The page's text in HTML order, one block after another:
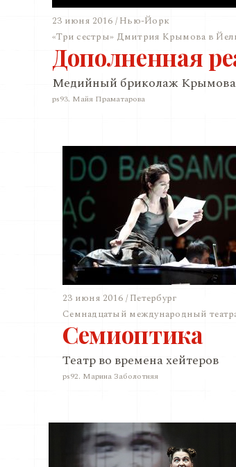
23 июня 2016 / Нью-Йорк
«Три сестры» Дмитрия Крымова в
Дополненная
Медийный бриколаж Крымова
ps93. Майя Праматарова
23 июня 2016 / Петербург
Семнадцатый международный
Семиоптика
Театр во времена хейтеров
ps92. Марина Заболотняя